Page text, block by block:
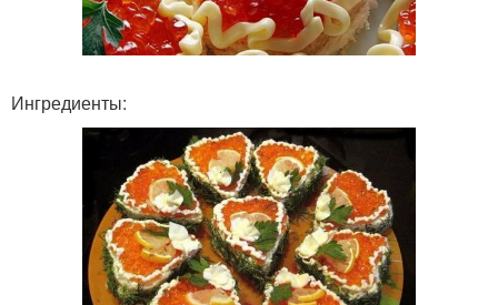
Ингредиенты: